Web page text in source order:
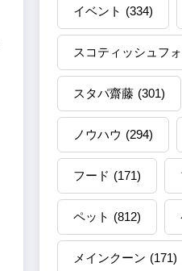
イベント (334)
スコティッシュフ
スタパ齋藤 (301)
ノウハウ (294)
フード (171)
ペット (812)
メインクーン (171)